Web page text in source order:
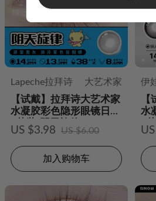
Lapeche拉拜诗
大艺术家
【试戴】拉拜诗大艺术家
水凝胶彩色隐形眼镜日抛
2片装-阴天旋律
US $3.98 US $6.00
加入购物车
伊
水
2